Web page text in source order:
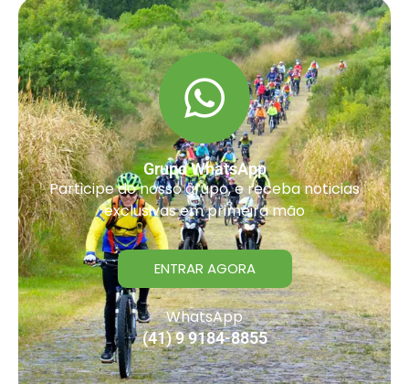
Grupo WhatsApp
Participe do nosso grupo, e receba noticias
exclusivas em primeira mão
ENTRAR AGORA
WhatsApp
(41) 9 9184-8855